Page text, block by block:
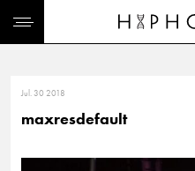
Jul. 30 2018
maxresdefault